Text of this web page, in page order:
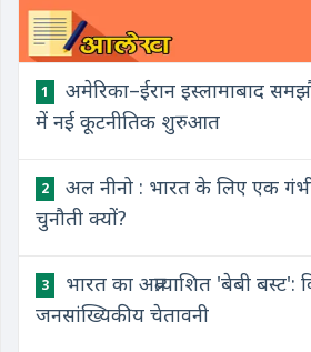
1
अमेरिका–ईरान इस्लामाबाद
में नई कूटनीतिक शुरुआत
2
अल नीनो : भारत के लिए एक
चुनौती क्यों?
3
भारत का अप्रत्याशित 'बेबी
जनसांख्यिकीय चेतावनी